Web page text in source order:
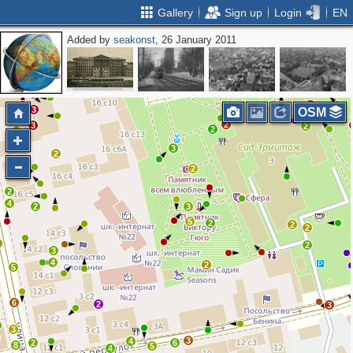
Gallery Sign up Login EN
Added byseakonst, 26 January 2011
5
4 6 3
2
3
2
2
2
2
3
2
2
2
2
5
3
2
3
4
3
3
2
2
4
4
8
3
6
5
2
3
4
2
4
2
3
3
2 4
7
4
9
2
5
2
OSM